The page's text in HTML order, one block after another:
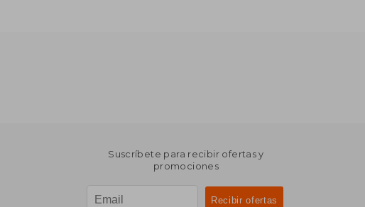
Suscríbete para recibir ofertas y
promociones